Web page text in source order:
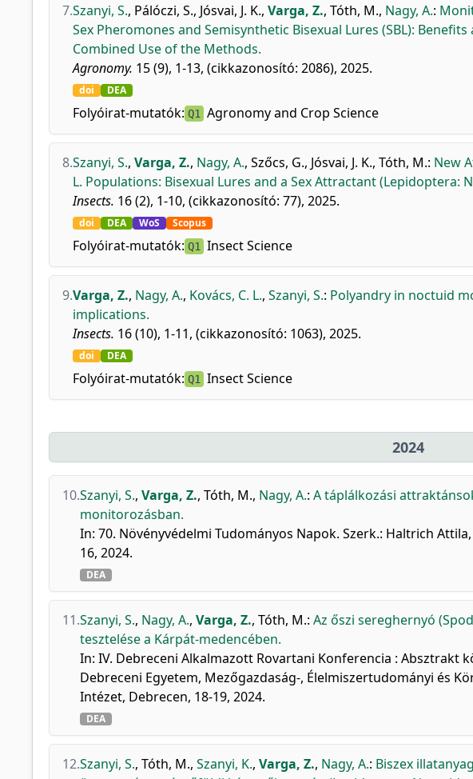
7.Szanyi, S., Pálóczi, S., Jósvai, J. K., Varga, Z., Tóth, M., Nagy, A.:
Sex Pheromones and Semisynthetic Bisexual Lures (SBL):
Combined Use of the Methods.
Agronomy. 15 (9), 1-13, (cikkazonosító: 2086), 2025.
doi DEA
Folyóirat-mutatók: Q1 Agronomy and Crop Science
8.Szanyi, S., Varga, Z., Nagy, A., Szőcs, G., Jósvai, J. K., Tóth, M.: New
L. Populations: Bisexual Lures and a Sex Attractant (Lepidoptera:
Insects. 16 (2), 1-10, (cikkazonosító: 77), 2025.
doi DEA WoS Scopus
Folyóirat-mutatók: Q1 Insect Science
9.Varga, Z., Nagy, A., Kovács, C. L., Szanyi, S.: Polyandry in noctuid
implications.
Insects. 16 (10), 1-11, (cikkazonosító: 1063), 2025.
doi DEA
Folyóirat-mutatók: Q1 Insect Science
2024
10.Szanyi, S., Varga, Z., Tóth, M., Nagy, A.: A táplálkozási
monitorozásban.
In: 70. Növényvédelmi Tudományos Napok. Szerk.: Haltrich
16, 2024.
DEA
11.Szanyi, S., Nagy, A., Varga, Z., Tóth, M.: Az őszi sereghernyó
tesztelése a Kárpát-medencében.
In: IV. Debreceni Alkalmazott Rovartani Konferencia : Absztrakt
Debreceni Egyetem, Mezőgazdaság-, Élelmiszertudományi és
Intézet, Debrecen, 18-19, 2024.
DEA
12.Szanyi, S., Tóth, M., Szanyi, K., Varga, Z., Nagy, A.: Biszex